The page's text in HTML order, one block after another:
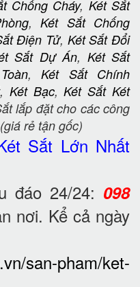
Chống Cháy, Két Sắt
, Két Sắt Chống
Điện Tử, Két Sắt Đổi
Sắt Dự Án, Két Sắt
, Két Sắt Chính
, Két Bạc,Két Sắt Két
lắp đặt cho các công
rẻ tận gốc)
Sắt Lớn Nhất
đáo 24/24: 098
nơi. Kể cả ngày
san-pham/ket-